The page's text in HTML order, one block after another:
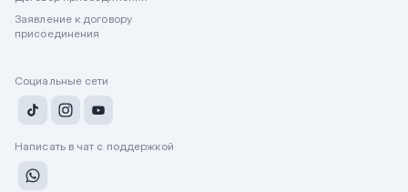
Заявление к договору
присоединения
Социальные сети
Написать в чат с поддержкой